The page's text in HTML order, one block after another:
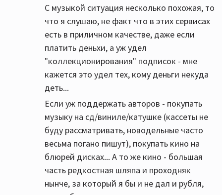
С музыкой ситуация несколько похожая, то
что я слушаю, не факт что в этих сервисах
есть в приличном качестве, даже если
платить деньхи, а уж удел
"коллекционирования" подписок - мне
кажется это удел тех, кому деньги некуда
деть...
Если уж поддержать авторов - покупать
музыку на сд/виниле/катушке (кассеты не
буду рассматривать, новодельные часто
весьма погано пишут), покупать кино на
блюрей дисках... А то же кино - большая
часть редкостная шляпа и проходняк
нынче, за который я бы и не дал и рубля,